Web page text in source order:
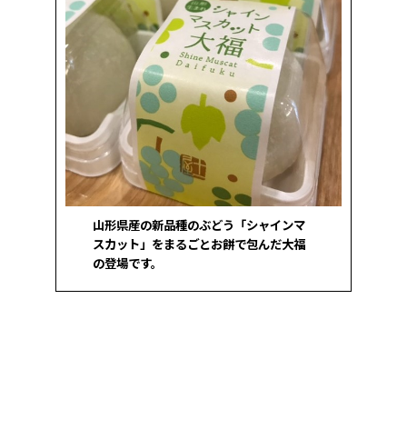
山形県産の新品種のぶどう「シャインマ
スカット」をまるごとお餅で包んだ大福
の登場です。